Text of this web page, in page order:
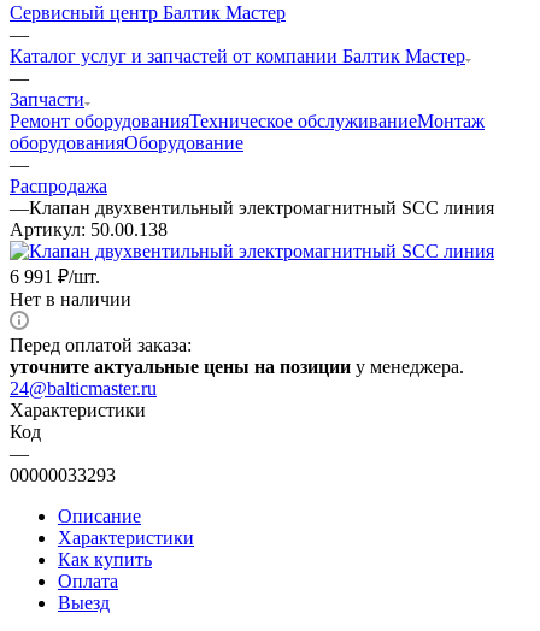
Сервисный центр Балтик Мастер
—
Каталог услуг и запчастей от компании Балтик Мастер
—
Запчасти
Ремонт оборудованияТехническое обслуживаниеМонтаж
оборудованияОборудование
—
Распродажа
—Клапан двухвентильный электромагнитный SCC линия
Артикул: 50.00.138
6 991 ₽/шт.
Нет в наличии
Перед оплатой заказа:
уточните актуальные цены на позиции у менеджера.
24@balticmaster.ru
Характеристики
Код
—
00000033293
Описание
Характеристики
Как купить
Оплата
Выезд